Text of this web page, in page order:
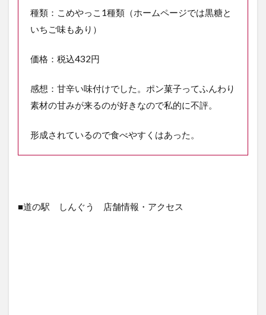
種類：こめやっこ1種類（ホームページでは黒糖と
いちご味もあり）
価格：税込432円
感想：甘辛い味付けでした。ポン菓子ってふんわり
素材の甘みが来るのが好きなので私的に不評。
形成されているので食べやすくはあった。
■道の駅 しんぐう 店舗情報・アクセス